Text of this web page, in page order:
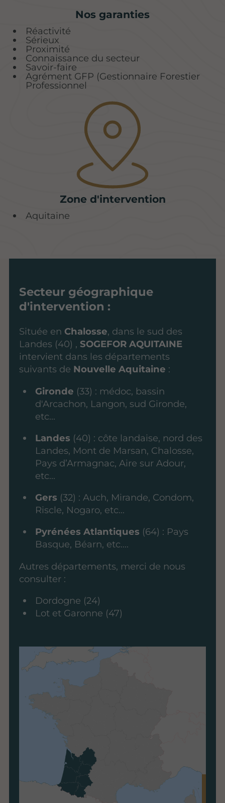
Nos garanties
Réactivité
Sérieux
Proximité
Connaissance du secteur
Savoir-faire
Agrément GFP (Gestionnaire Forestier
Professionnel
Zone d'intervention
Aquitaine
Secteur géographique
d'intervention :
Située en Chalosse, dans le sud des
Landes (40) , SOGEFOR AQUITAINE
intervient dans les départements
suivants de Nouvelle Aquitaine :
Gironde (33) : médoc, bassin
d'Arcachon, Langon, sud Gironde,
etc...
Landes (40) : côte landaise, nord des
Landes, Mont de Marsan, Chalosse,
Pays d’Armagnac, Aire sur Adour,
etc...
Gers (32) : Auch, Mirande, Condom,
Riscle, Nogaro, etc...
Pyrénées Atlantiques (64) : Pays
Basque, Béarn, etc....
Autres départements, merci de nous
consulter :
Dordogne (24)
Lot et Garonne (47)